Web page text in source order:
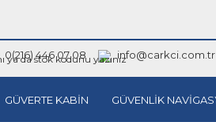
0(216) 446 07 08 info@carkci.com.tr
GÜVERTE KABİN GÜVENLİK